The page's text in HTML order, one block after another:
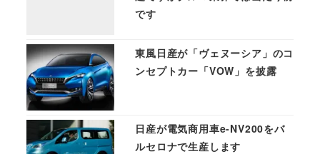
です
東風日産が「ヴェヌーシア」のコ
ンセプトカー「VOW」を披露
日産が電気商用車e-NV200をバ
ルセロナで生産します